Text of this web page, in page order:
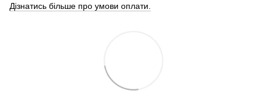
Дізнатись більше про умови оплати.